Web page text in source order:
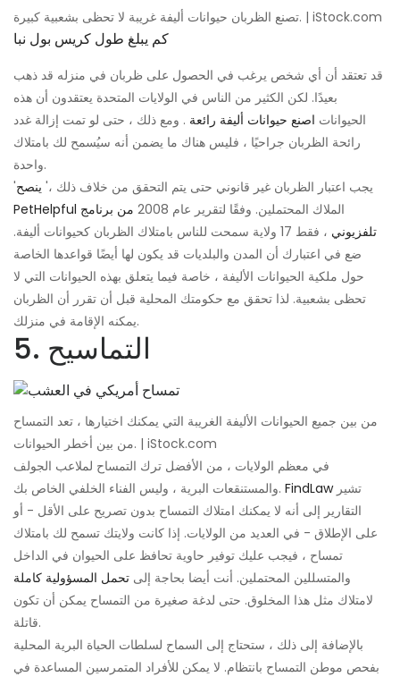
تصنع الظربان حيوانات أليفة غريبة لا تحظى بشعبية كبيرة. | iStock.com
كم يبلغ طول كريس بول نبا
قد تعتقد أن أي شخص يرغب في الحصول على ظربان في منزله قد ذهب
بعيدًا. لكن الكثير من الناس في الولايات المتحدة يعتقدون أن هذه
الحيوانات اصنع حيوانات أليفة رائعة . ومع ذلك ، حتى لو تمت إزالة غدد
رائحة الظربان جراحيًا ، فليس هناك ما يضمن أنه سيُسمح لك بامتلاك
واحدة.
'يجب اعتبار الظربان غير قانوني حتى يتم التحقق من خلاف ذلك ،' ينصح
PetHelpful
الملاك المحتملين. وفقًا لتقرير عام 2008
من برنامج
تلفزيوني
، فقط 17 ولاية سمحت للناس بامتلاك الظربان كحيوانات أليفة.
ضع في اعتبارك أن المدن والبلديات قد يكون لها أيضًا قواعدها الخاصة
حول ملكية الحيوانات الأليفة ، خاصة فيما يتعلق بهذه الحيوانات التي لا
تحظى بشعبية. لذا تحقق مع حكومتك المحلية قبل أن تقرر أن الظربان
يمكنه الإقامة في منزلك.
5. التماسيح
من بين جميع الحيوانات الأليفة الغريبة التي يمكنك اختيارها ، تعد التمساح
من بين أخطر الحيوانات. | iStock.com
في معظم الولايات ، من الأفضل ترك التمساح لملاعب الجولف
والمستنقعات البرية ، وليس الفناء الخلفي الخاص بك. FindLawتشير
التقارير إلى أنه لا يمكنك امتلاك التمساح بدون تصريح على الأقل - أو
على الإطلاق - في العديد من الولايات. إذا كانت ولايتك تسمح لك بامتلاك
تمساح ، فيجب عليك توفير حاوية تحافظ على الحيوان في الداخل
والمتسللين المحتملين. أنت أيضا بحاجة إلى تحمل المسؤولية كاملة
لامتلاك مثل هذا المخلوق. حتى لدغة صغيرة من التمساح يمكن أن تكون
قاتلة.
بالإضافة إلى ذلك ، ستحتاج إلى السماح لسلطات الحياة البرية المحلية
بفحص موطن التمساح بانتظام. لا يمكن للأفراد المتمرسين المساعدة في